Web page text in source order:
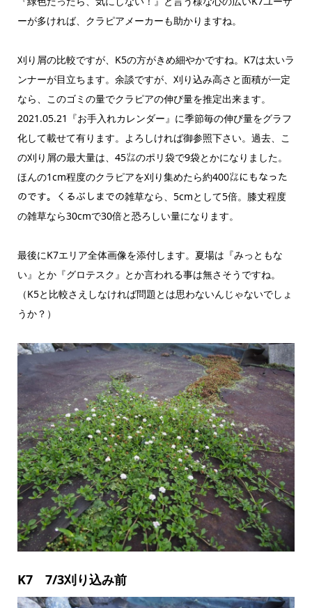
ーが多ければ、クラピアメーカーも助かりますね。
刈り屑の比較ですが、K5の方がきめ細やかですね。K7は太いラ
ンナーが目立ちます。余談ですが、刈り込み高さと面積が一定
なら、このゴミの量でクラピアの伸び量を推定出来ます。
2021.05.21『お手入れカレンダー』に季節毎の伸び量をグラフ
化して載せて有ります。よろしければ御参照下さい。過去、こ
の刈り屑の最大量は、45㍑のポリ袋で9袋とかになりました。
ほんの1cm程度のクラピアを刈り集めたら約400㍑にもなった
のです。くるぶしまでの雑草なら、5cmとして5倍。膝丈程度
の雑草なら30cmで30倍と恐ろしい量になります。
最後にK7エリア全体画像を添付します。夏場は『みっともな
い』とか『グロテスク』とか言われる事は無さそうですね。
（K5と比較さえしなければ問題とは思わないんじゃないでしょ
うか？）
K7 7/3刈り込み前